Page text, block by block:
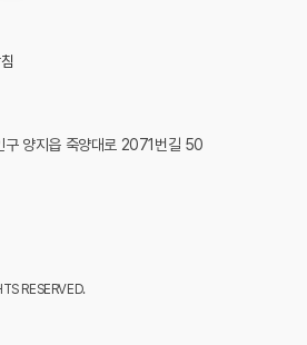
구 양지읍 죽양대로 2071번길 50
RESERVED.